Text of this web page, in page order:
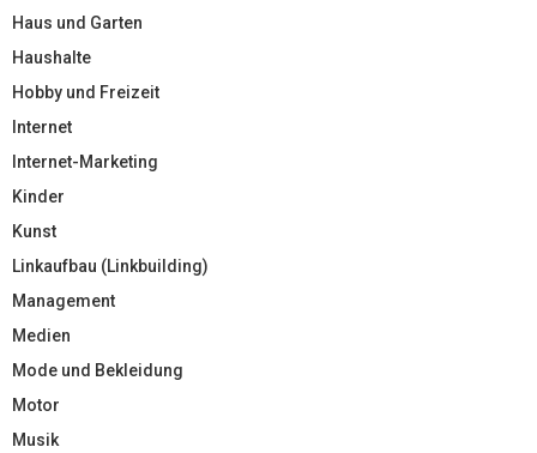
Haus und Garten
Haushalte
Hobby und Freizeit
Internet
Internet-Marketing
Kinder
Kunst
Linkaufbau (Linkbuilding)
Management
Medien
Mode und Bekleidung
Motor
Musik